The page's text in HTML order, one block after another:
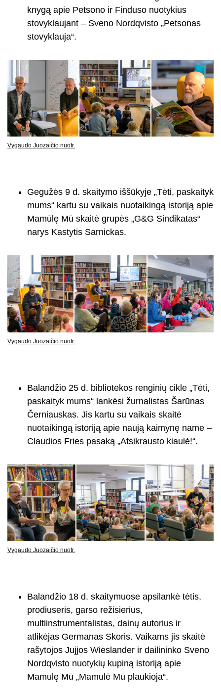
knygą apie Petsono ir Finduso nuotykius
stovyklaujant – Sveno Nordqvisto „Petsonas
stovyklauja“.
Vygaudo Juozaičio nuotr.
Gegužės 9 d. skaitymo iššūkyje „Tėti, paskaityk
mums“ kartu su vaikais nuotaikingą istoriją apie
Mamūlę Mū skaitė grupės „G&G Sindikatas“
narys Kastytis Sarnickas.
Vygaudo Juozaičio nuotr.
Balandžio 25 d. bibliotekos renginių cikle „Tėti,
paskaityk mums“ lankėsi žurnalistas Šarūnas
Černiauskas. Jis kartu su vaikais skaitė
nuotaikingą istoriją apie naują kaimynę name –
Claudios Fries pasaką „Atsikrausto kiaulė!“.
Vygaudo Juozaičio nuotr.
Balandžio 18 d. skaitymuose apsilankė tėtis,
prodiuseris, garso režisierius,
multiinstrumentalistas, dainų autorius ir
atlikėjas Germanas Skoris. Vaikams jis skaitė
rašytojos Jujjos Wieslander ir dailininko Sveno
Nordqvisto nuotykių kupiną istoriją apie
Mamulę Mū „Mamulė Mū plaukioja“.